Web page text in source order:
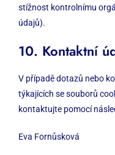
stížnost kontrolnímu
údajů).
10. Kontaktní
V případě dotazů nebo
týkajících se souborů
kontaktujte pomocí
Eva Fornůsková